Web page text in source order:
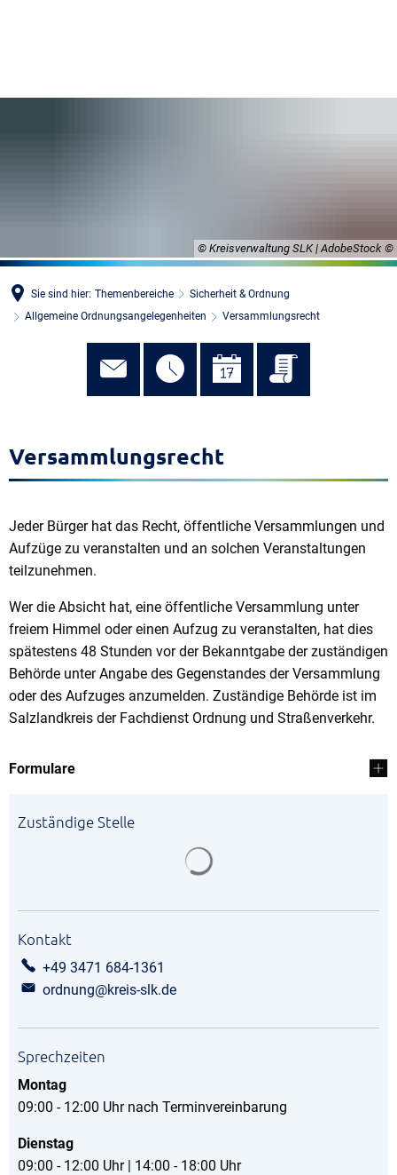
© Kreisverwaltung SLK | AdobeStock
Sie sind hier: Themenbereiche
Sicherheit & Ordnung
Allgemeine Ordnungsangelegenheiten
Versammlungsrecht
Versammlungsrecht
Jeder Bürger hat das Recht, öffentliche Versammlungen und
Aufzüge zu veranstalten und an solchen Veranstaltungen
teilzunehmen.
Wer die Absicht hat, eine öffentliche Versammlung unter
freiem Himmel oder einen Aufzug zu veranstalten, hat dies
spätestens 48 Stunden vor der Bekanntgabe der zuständigen
Behörde unter Angabe des Gegenstandes der Versammlung
oder des Aufzuges anzumelden. Zuständige Behörde ist im
Salzlandkreis der Fachdienst Ordnung und Straßenverkehr.
Formulare
Zuständige Stelle
Kontakt
+49 3471 684-1361
ordnung@kreis-slk.de
Sprechzeiten
Montag
09:00 - 12:00 Uhr nach Terminvereinbarung
Dienstag
09:00 - 12:00 Uhr | 14:00 - 18:00 Uhr